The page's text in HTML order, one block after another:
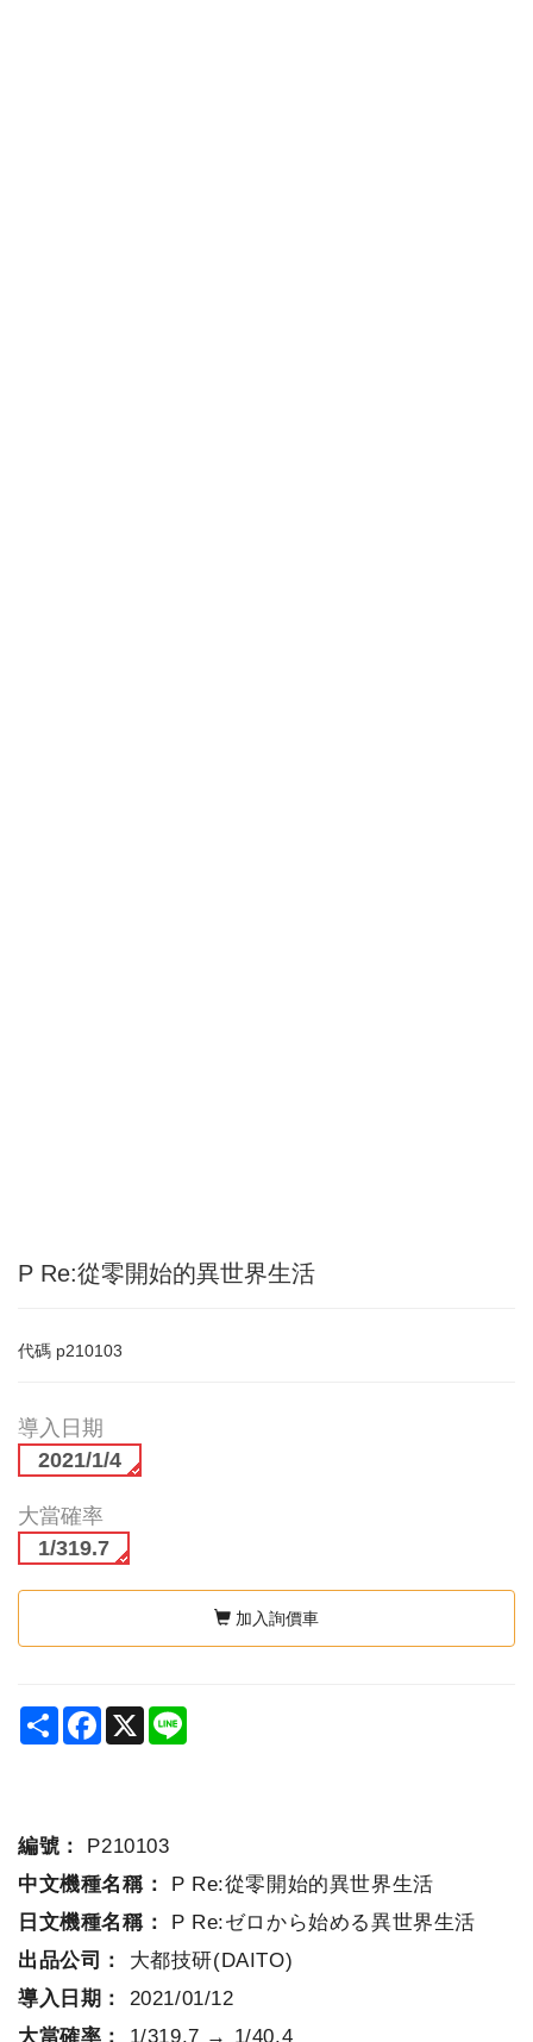
P Re:從零開始的異世界生活
代碼 p210103
導入日期
2021/1/4
大當確率
1/319.7
加入詢價車
ShareFacebook
X
編號：
P210103
中文機種名稱：
P Re:從零開始的異世界生活
日文機種名稱：
P Re:ゼロから始める異世界生活
出品公司：
大都技研(DAITO)
導入日期：
2021/01/12
大當確率：
1/319.7 → 1/40.4